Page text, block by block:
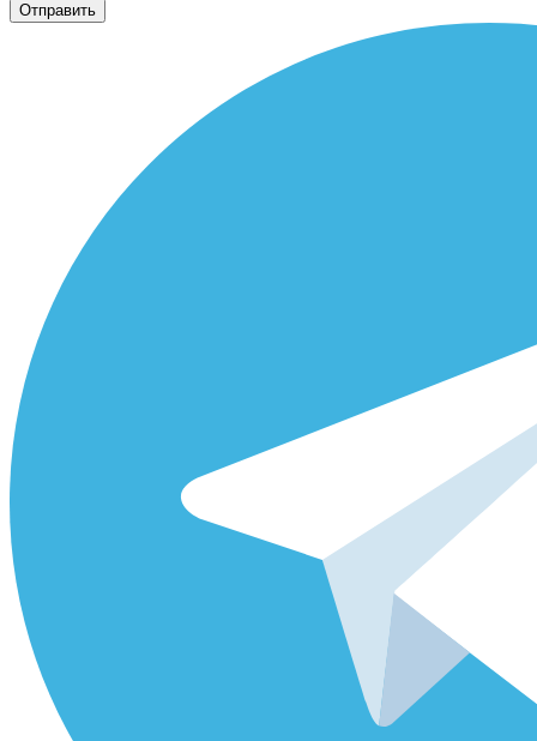
Отправить